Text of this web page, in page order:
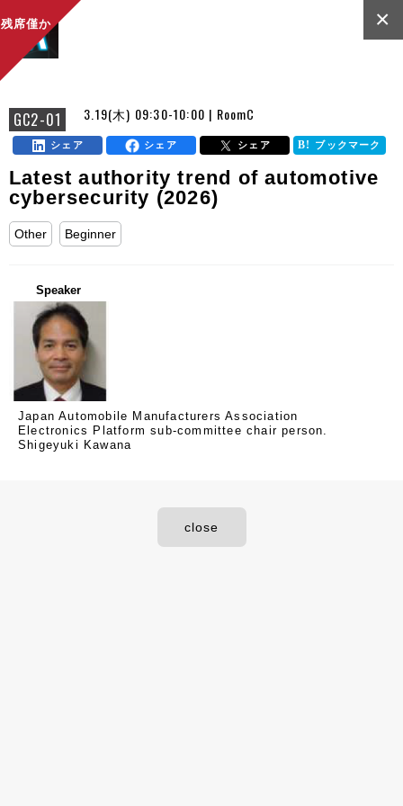
GC2-01 3.19(木) 09:30-10:00 | RoomC
×
シェア シェア シェア ブックマーク
残席僅か
Latest authority trend of automotive
cybersecurity (2026)
Other Beginner
Speaker
Japan Automobile Manufacturers Association
Electronics Platform sub-committee chair person.
Shigeyuki Kawana
close